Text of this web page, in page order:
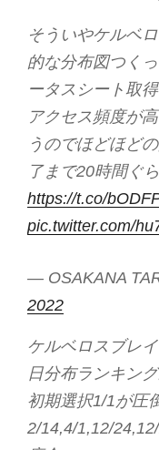
そういやケルベ
的な分布図つく
ータスシート取
アクセス頻度が
うのでほどほど
了まで20時間ぐ
https://t.co/
pic.twitter.com/
— OSAKANA
2022
ケルベロスブレ
日分布ランキング
初期選択1/1が圧
2/14,4/1,12/